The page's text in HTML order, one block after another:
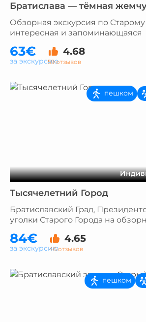
Братислава — тёмная
Обзорная экскурсия по
интересная и запоминающаяся
63€ 4.68
59 отзывов
за экскурсию
пешком
Тысячелетний Город
Братиславский Град,
уголки Старого Города на
84€ 4.65
46 отзывов
за экскурсию
пешком